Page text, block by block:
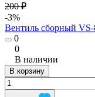
200 ₽
-3%
Вентиль сборный
0
0
В наличии
В корзину